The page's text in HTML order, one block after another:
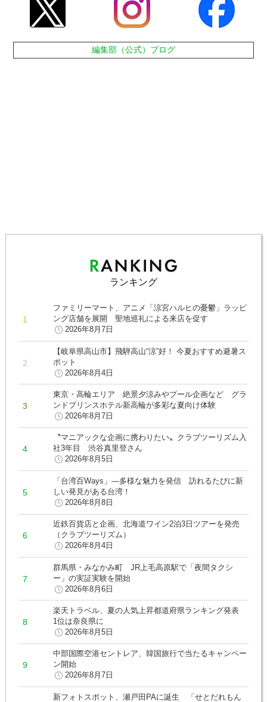
編集部（公式）ブログ
ランキング
ファミリーマート、アニメ「涼宮ハルヒの憂鬱」ラッピ
ング店舗を展開 聖地巡礼による来店を促す
2026年8月7日
【岐阜県高山市】飛騨高山“涼”好！ 今夏おすすめ避暑ス
ポット
2026年8月4日
東京・高輪エリア 絶景夕涼みやプール企画など グラ
ンドプリンスホテル新高輪が多彩な夏向け体験
2026年8月7日
〝マニアックな企画に携わりたい〟クラブツーリズム入
社3年目 渋谷真里登さん
2026年8月5日
「台湾百Ways」―多様な魅力を発信 訪れるたびに新
しい発見がある台湾！
2026年8月8日
近鉄百貨店と企画、北海道ワイン2泊3日ツアーを発売
（クラブツーリズム）
2026年8月4日
群馬県・みなかみ町 JR上毛高原駅で「夜間タクシ
ー」の実証実験を開始
2026年8月6日
楽天トラベル、夏の人気上昇都道府県ランキング発表
1位は奈良県に
2026年8月5日
中部国際空港セントレア、韓国旅行で当たるキャンペー
ン開始
2026年8月7日
新フォトスポット、瀬戸田PAに誕生 「せとだれもん